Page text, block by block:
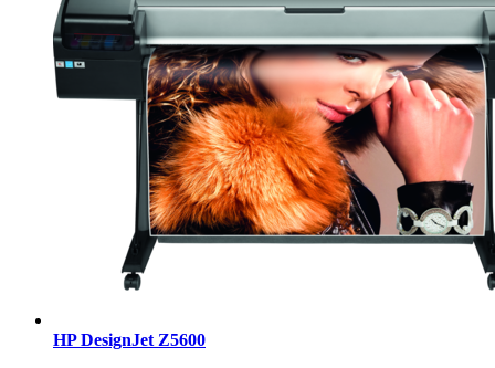
HP DesignJet Z5600